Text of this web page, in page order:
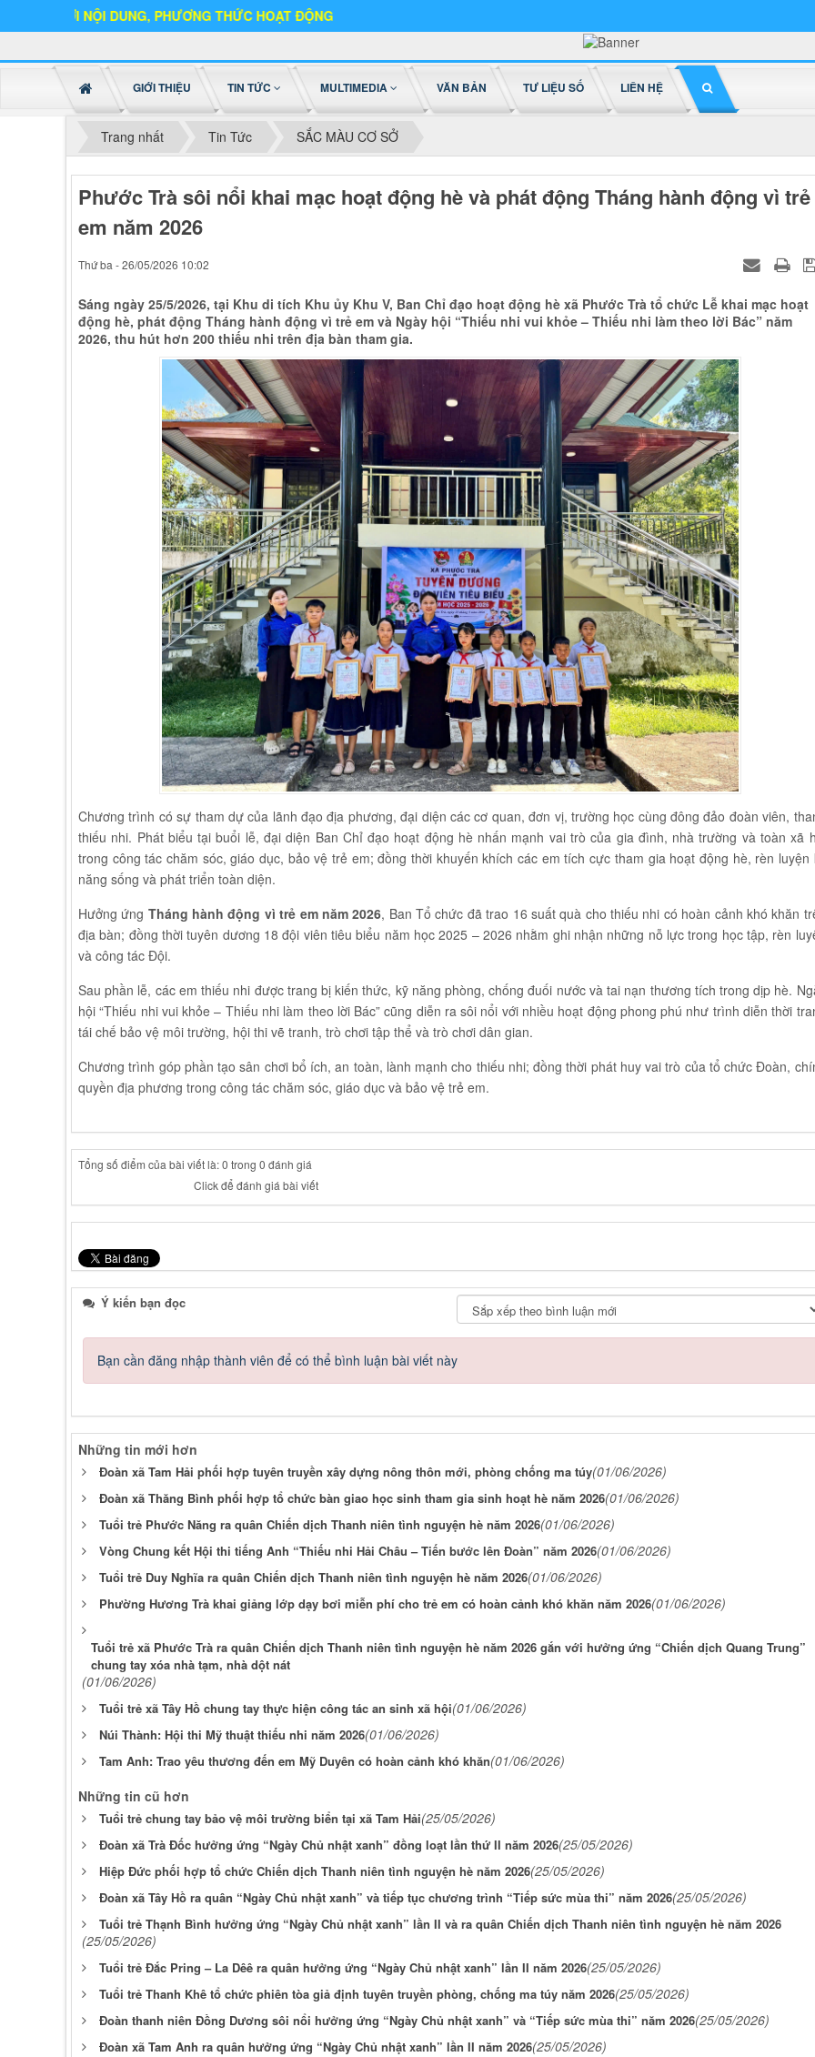
DUNG, PHƯƠNG THỨC HOẠT ĐỘNG
GIỚI THIỆU TIN TỨC MULTIMEDIA VĂN BẢN TƯ LIỆU SỐ LIÊN HỆ
Trang nhất Tin Tức SẮC MÀU CƠ SỞ
Phước Trà sôi nổi khai mạc hoạt động hè và phát động Tháng hành động vì trẻ
em năm 2026
Thứ ba - 26/05/2026 10:02
Sáng ngày 25/5/2026, tại Khu di tích Khu ủy Khu V, Ban Chỉ đạo hoạt động hè xã Phước Trà tổ chức Lễ khai mạc hoạt
động hè, phát động Tháng hành động vì trẻ em và Ngày hội “Thiếu nhi vui khỏe – Thiếu nhi làm theo lời Bác” năm
2026, thu hút hơn 200 thiếu nhi trên địa bàn tham gia.
Chương trình có sự tham dự của lãnh đạo địa phương, đại diện các cơ quan, đơn vị, trường học cùng đông đảo đoàn viên,
thiếu nhi. Phát biểu tại buổi lễ, đại diện Ban Chỉ đạo hoạt động hè nhấn mạnh vai trò của gia đình, nhà trường và toàn xã
trong công tác chăm sóc, giáo dục, bảo vệ trẻ em; đồng thời khuyến khích các em tích cực tham gia hoạt động hè, rèn luyện
năng sống và phát triển toàn diện.
Hưởng ứng Tháng hành động vì trẻ em năm 2026, Ban Tổ chức đã trao 16 suất quà cho thiếu nhi có hoàn cảnh khó khăn
địa bàn; đồng thời tuyên dương 18 đội viên tiêu biểu năm học 2025 – 2026 nhằm ghi nhận những nỗ lực trong học tập, rèn
và công tác Đội.
Sau phần lễ, các em thiếu nhi được trang bị kiến thức, kỹ năng phòng, chống đuối nước và tai nạn thương tích trong dịp hè.
hội “Thiếu nhi vui khỏe – Thiếu nhi làm theo lời Bác” cũng diễn ra sôi nổi với nhiều hoạt động phong phú như trình diễn thời
tái chế bảo vệ môi trường, hội thi vẽ tranh, trò chơi tập thể và trò chơi dân gian.
Chương trình góp phần tạo sân chơi bổ ích, an toàn, lành mạnh cho thiếu nhi; đồng thời phát huy vai trò của tổ chức Đoàn,
quyền địa phương trong công tác chăm sóc, giáo dục và bảo vệ trẻ em.
Tổng số điểm của bài viết là: 0 trong 0 đánh giá
Click để đánh giá bài viết
Ý kiến bạn đọc
Bạn cần đăng nhập thành viên để có thể bình luận bài viết này
Những tin mới hơn
Đoàn xã Tam Hải phối hợp tuyên truyền xây dựng nông thôn mới, phòng chống ma túy(01/06/2026)
Đoàn xã Thăng Bình phối hợp tổ chức bàn giao học sinh tham gia sinh hoạt hè năm 2026(01/06/2026)
Tuổi trẻ Phước Năng ra quân Chiến dịch Thanh niên tình nguyện hè năm 2026(01/06/2026)
Vòng Chung kết Hội thi tiếng Anh “Thiếu nhi Hải Châu – Tiến bước lên Đoàn” năm 2026(01/06/2026)
Tuổi trẻ Duy Nghĩa ra quân Chiến dịch Thanh niên tình nguyện hè năm 2026(01/06/2026)
Phường Hương Trà khai giảng lớp dạy bơi miễn phí cho trẻ em có hoàn cảnh khó khăn năm 2026(01/06/2026)
Tuổi trẻ xã Phước Trà ra quân Chiến dịch Thanh niên tình nguyện hè năm 2026 gắn với hưởng ứng “Chiến dịch Quang Trung”
chung tay xóa nhà tạm, nhà dột nát
(01/06/2026)
Tuổi trẻ xã Tây Hồ chung tay thực hiện công tác an sinh xã hội(01/06/2026)
Núi Thành: Hội thi Mỹ thuật thiếu nhi năm 2026(01/06/2026)
Tam Anh: Trao yêu thương đến em Mỹ Duyên có hoàn cảnh khó khăn(01/06/2026)
Những tin cũ hơn
Tuổi trẻ chung tay bảo vệ môi trường biển tại xã Tam Hải(25/05/2026)
Đoàn xã Trà Đốc hưởng ứng “Ngày Chủ nhật xanh” đồng loạt lần thứ II năm 2026(25/05/2026)
Hiệp Đức phối hợp tổ chức Chiến dịch Thanh niên tình nguyện hè năm 2026(25/05/2026)
Đoàn xã Tây Hồ ra quân “Ngày Chủ nhật xanh” và tiếp tục chương trình “Tiếp sức mùa thi” năm 2026(25/05/2026)
Tuổi trẻ Thạnh Bình hưởng ứng “Ngày Chủ nhật xanh” lần II và ra quân Chiến dịch Thanh niên tình nguyện hè năm 2026
(25/05/2026)
Tuổi trẻ Đắc Pring – La Dêê ra quân hưởng ứng “Ngày Chủ nhật xanh” lần II năm 2026(25/05/2026)
Tuổi trẻ Thanh Khê tổ chức phiên tòa giả định tuyên truyền phòng, chống ma túy năm 2026(25/05/2026)
Đoàn thanh niên Đồng Dương sôi nổi hưởng ứng “Ngày Chủ nhật xanh” và “Tiếp sức mùa thi” năm 2026(25/05/2026)
Đoàn xã Tam Anh ra quân hưởng ứng “Ngày Chủ nhật xanh” lần II năm 2026(25/05/2026)